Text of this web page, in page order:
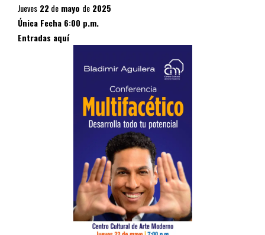
Jueves 22de mayo de 2025
Única Fecha 6:00 p.m.
Entradas aquí